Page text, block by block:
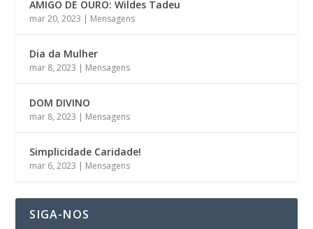
AMIGO DE OURO: Wildes Tadeu
mar 20, 2023 | Mensagens
Dia da Mulher
mar 8, 2023 | Mensagens
DOM DIVINO
mar 8, 2023 | Mensagens
Simplicidade Caridade!
mar 6, 2023 | Mensagens
SIGA-NOS